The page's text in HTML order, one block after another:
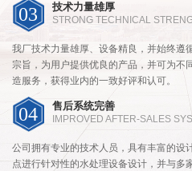
03 技术力量雄厚
STRONG TECHNICAL
我厂技术力量雄厚、设备精良，并始终遵
宗旨，为用户提供优良的产品，并可为不
造服务，获得业内的一致好评和认可。
04 售后系统完善
IMPROVED AFTER-SALES
公司拥有专业的技术人员，具有丰富的设
点进行针对性的水处理设备设计，并与多